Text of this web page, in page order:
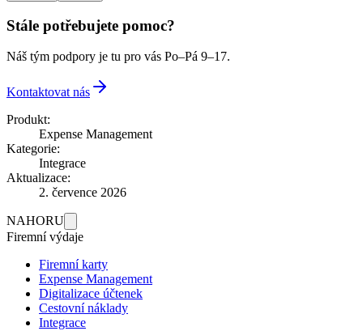
Stále potřebujete pomoc?
Náš tým podpory je tu pro vás Po–Pá 9–17.
Kontaktovat nás
Produkt:
Expense Management
Kategorie:
Integrace
Aktualizace:
2. července 2026
NAHORU
Firemní výdaje
Firemní karty
Expense Management
Digitalizace účtenek
Cestovní náklady
Integrace